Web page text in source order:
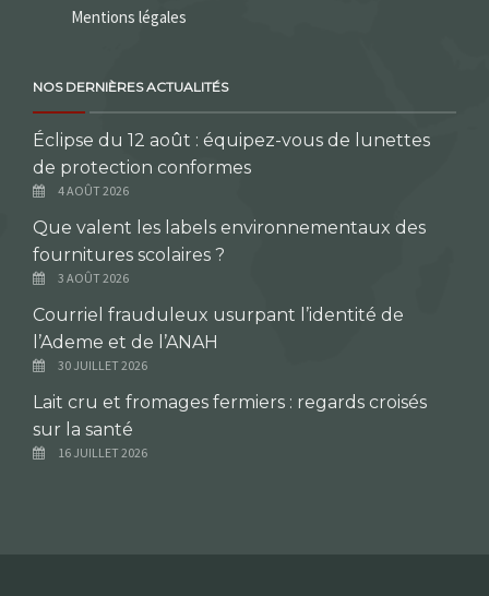
Mentions légales
NOS DERNIÈRES ACTUALITÉS
Éclipse du 12 août : équipez-vous de lunettes
de protection conformes
4 AOÛT 2026
Que valent les labels environnementaux des
fournitures scolaires ?
3 AOÛT 2026
Courriel frauduleux usurpant l’identité de
l’Ademe et de l’ANAH
30 JUILLET 2026
Lait cru et fromages fermiers : regards croisés
sur la santé
16 JUILLET 2026